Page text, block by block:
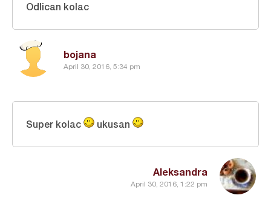
bojana
April 30, 2016, 5:34 pm
Odlican kolac
Aleksandra
April 30, 2016, 1:22 pm
Super kolac ukusan